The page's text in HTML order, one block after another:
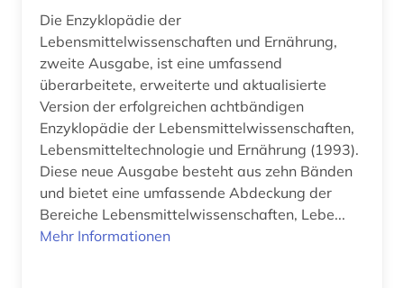
Die Enzyklopädie der
Lebensmittelwissenschaften und Ernährung,
zweite Ausgabe, ist eine umfassend
überarbeitete, erweiterte und aktualisierte
Version der erfolgreichen achtbändigen
Enzyklopädie der Lebensmittelwissenschaften,
Lebensmitteltechnologie und Ernährung (1993).
Diese neue Ausgabe besteht aus zehn Bänden
und bietet eine umfassende Abdeckung der
Bereiche Lebensmittelwissenschaften, Lebe...
Mehr Informationen